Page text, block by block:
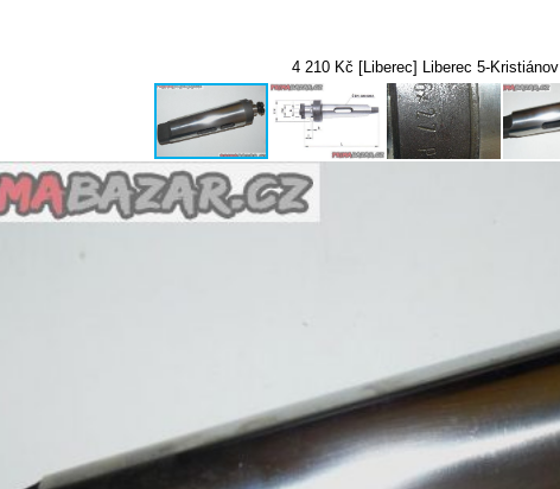
4 210 Kč [Liberec] Liberec 5-Kristiánov